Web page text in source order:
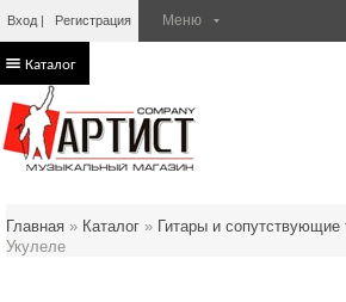
Вход Регистрация
Каталог
Главная » Каталог » Гитары и сопутствующие
Укулеле